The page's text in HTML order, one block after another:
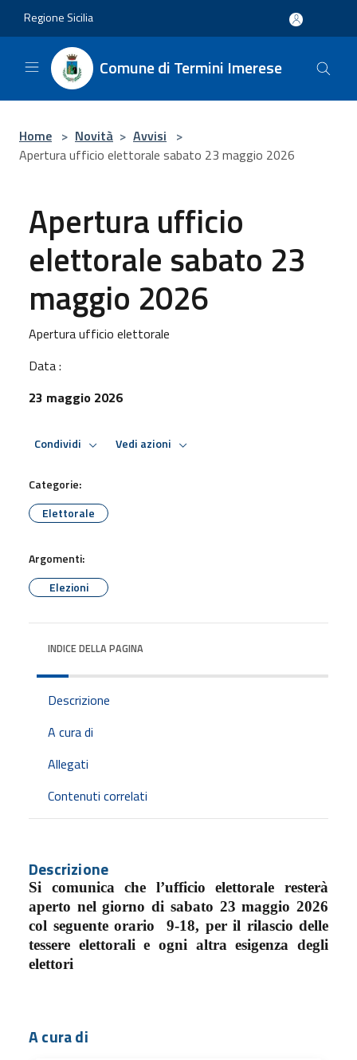
Regione Sicilia
Comune di Termini Imerese
Home > Novità > Avvisi >
Apertura ufficio elettorale sabato 23 maggio 2026
Apertura ufficio
elettorale sabato 23
maggio 2026
Apertura ufficio elettorale
Data :
23 maggio 2026
Condividi Vedi azioni
Categorie:
Elettorale
Argomenti:
Elezioni
INDICE DELLA PAGINA
Descrizione
A cura di
Allegati
Contenuti correlati
Descrizione
Si comunica che l’ufficio elettorale resterà
aperto nel giorno di sabato 23 maggio 2026
col seguente orario
9-18, per il rilascio delle
tessere elettorali e ogni altra esigenza degli
elettori
A cura di